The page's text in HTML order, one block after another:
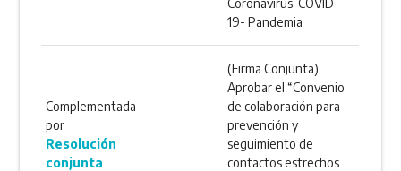
19- Pandemia
Complementada
por
Resolución
conjunta
(Firma Conjunta)
Aprobar el “Convenio
de colaboración para
prevención y
seguimiento de
contactos estrechos